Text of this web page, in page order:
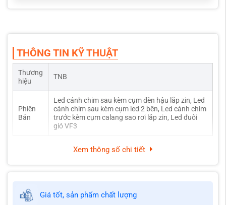
THÔNG TIN KỸ THUẬT
Thương
hiệu
TNB
Phiên
Bản
Led cánh chim sau kèm cụm đèn hậu lắp zin, Led
cánh chim sau kèm cụm led 2 bên, Led cánh chim
trước kèm cụm calang sao rơi lắp zin, Led đuôi
gió VF3
Xem thông số chi tiết
Giá tốt, sản phẩm chất lượng